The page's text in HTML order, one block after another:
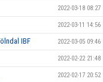
2022-03-18 08:27
2022-03-11 14:56
IBF 2022-03-05 09:46
2022-02-22 21:48
2022-02-17 20:52